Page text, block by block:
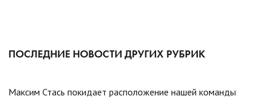
ПОСЛЕДНИЕ НОВОСТИ ДРУГИХ РУБРИК
Максим Стась покидает расположение нашей команды